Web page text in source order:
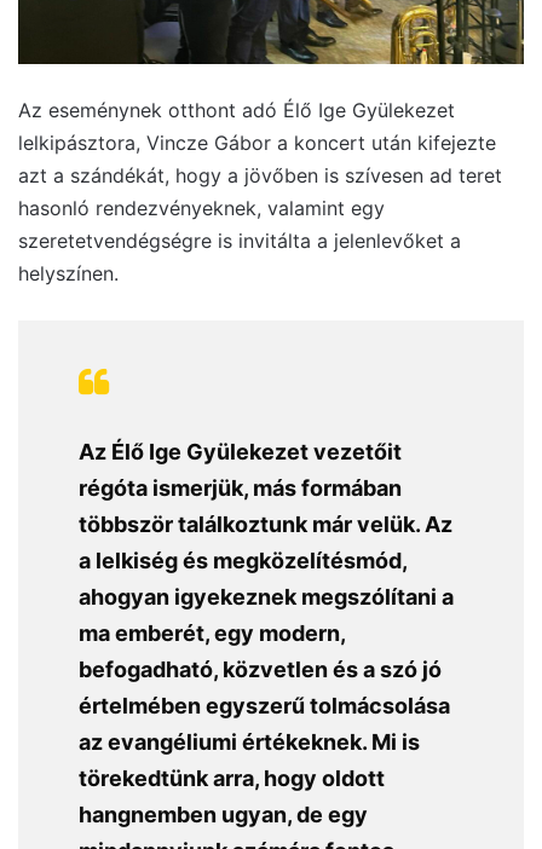
Az eseménynek otthont adó Élő Ige Gyülekezet
lelkipásztora, Vincze Gábor a koncert után kifejezte
azt a szándékát, hogy a jövőben is szívesen ad teret
hasonló rendezvényeknek, valamint egy
szeretetvendégségre is invitálta a jelenlevőket a
helyszínen.
Az Élő Ige Gyülekezet vezetőit
régóta ismerjük, más formában
többször találkoztunk már velük. Az
a lelkiség és megközelítésmód,
ahogyan igyekeznek megszólítani a
ma emberét, egy modern,
befogadható, közvetlen és a szó jó
értelmében egyszerű tolmácsolása
az evangéliumi értékeknek. Mi is
törekedtünk arra, hogy oldott
hangnemben ugyan, de egy